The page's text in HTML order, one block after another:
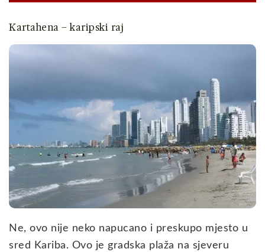
Kartahena – karipski raj
Ne, ovo nije neko napucano i preskupo mjesto u
sred Kariba. Ovo je gradska plaža na sjeveru